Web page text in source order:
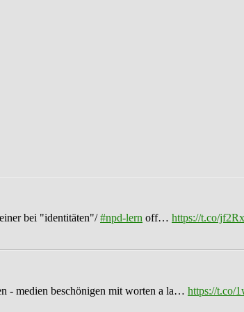
bei "identitäten"/#npd-lern off… https://t.co/
- medien beschönigen mit worten a la… https://t.co/